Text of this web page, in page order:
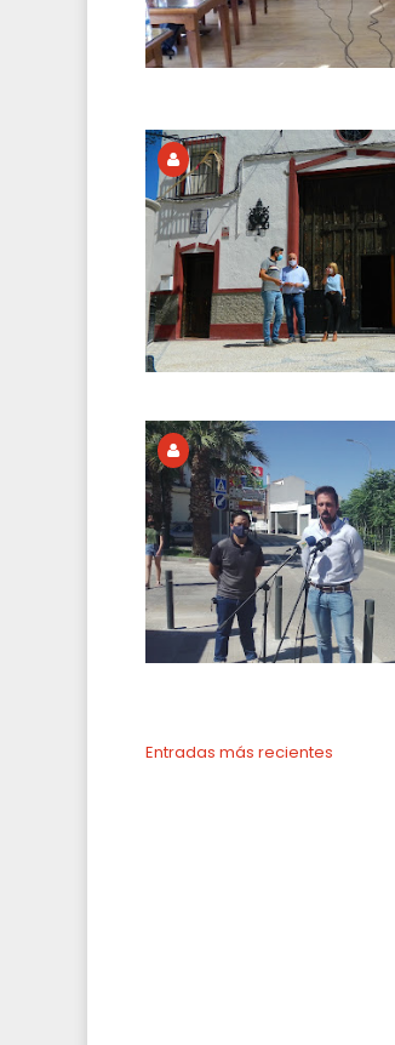
Entradas más recientes